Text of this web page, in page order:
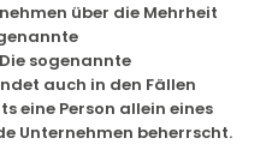
über die Mehrheit
sogenannte
auch in den Fällen
eine Person allein eines
Unternehmen beherrscht.